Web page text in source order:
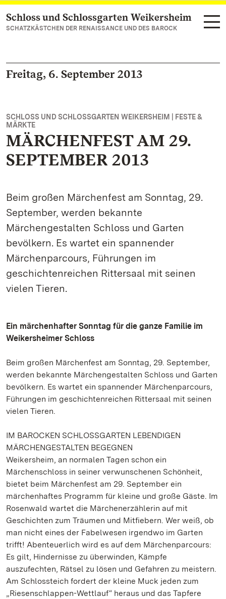
Zum Hauptinhalt springen
Schloss und Schlossgarten Weikersheim
SCHATZKÄSTCHEN DER RENAISSANCE UND DES BAROCK
Freitag, 6. September 2013
SCHLOSS UND SCHLOSSGARTEN WEIKERSHEIM | FESTE &
MÄRKTE
MÄRCHENFEST AM 29.
SEPTEMBER 2013
Beim großen Märchenfest am Sonntag, 29.
September, werden bekannte
Märchengestalten Schloss und Garten
bevölkern. Es wartet ein spannender
Märchenparcours, Führungen im
geschichtenreichen Rittersaal mit seinen
vielen Tieren.
Ein märchenhafter Sonntag für die ganze Familie im
Weikersheimer Schloss
Beim großen Märchenfest am Sonntag, 29. September,
werden bekannte Märchengestalten Schloss und Garten
bevölkern. Es wartet ein spannender Märchenparcours,
Führungen im geschichtenreichen Rittersaal mit seinen
vielen Tieren.
IM BAROCKEN SCHLOSSGARTEN LEBENDIGEN
MÄRCHENGESTALTEN BEGEGNEN
Weikersheim, an normalen Tagen schon ein
Märchenschloss in seiner verwunschenen Schönheit,
bietet beim Märchenfest am 29. September ein
märchenhaftes Programm für kleine und große Gäste. Im
Rosenwald wartet die Märchenerzählerin auf mit
Geschichten zum Träumen und Mitfiebern. Wer weiß, ob
man nicht eines der Fabelwesen irgendwo im Garten
trifft! Abenteuerlich wird es auf dem Märchenparcours:
Es gilt, Hindernisse zu überwinden, Kämpfe
auszufechten, Rätsel zu lösen und Gefahren zu meistern.
Am Schlossteich fordert der kleine Muck jeden zum
„Riesenschlappen-Wettlauf“ heraus und das Tapfere